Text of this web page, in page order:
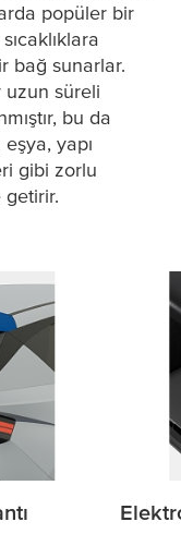
popüler bir
bağ sunarlar.
uzun süreli
bu da
yapı
gibi zorlu
getirir.